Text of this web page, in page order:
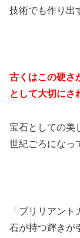
技術でも作り出
古くはこの硬さ
として大切にさ
宝石としての美
世紀ごろになっ
「ブリリアン
石が持つ輝きが